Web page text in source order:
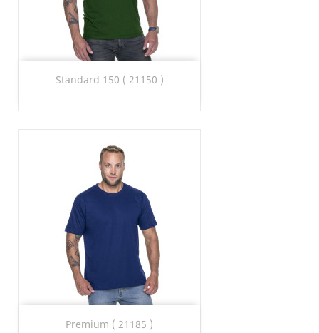
Standard 150 ( 21150 )
Premium ( 21185 )